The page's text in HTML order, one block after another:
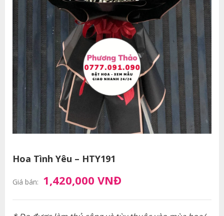
Hoa Tình Yêu – HTY191
Giá bán: 1,420,000 VNĐ